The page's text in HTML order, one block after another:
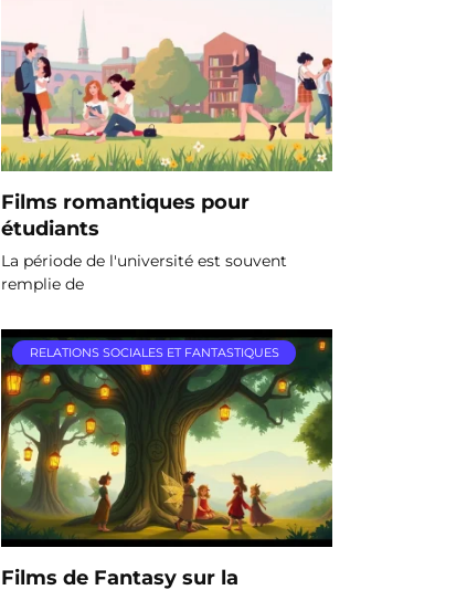
Films romantiques pour
étudiants
La période de l'université est souvent
remplie de
RELATIONS SOCIALES ET FANTASTIQUES
Films de Fantasy sur la